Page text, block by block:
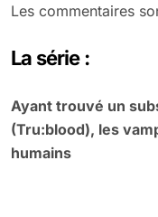
Les commentaires
La série :
Ayant trouvé un
(Tru:blood), les
humains